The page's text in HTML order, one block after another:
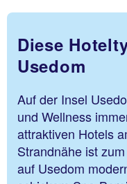
Diese
Usedom
Auf der Insel
und Wellness
attraktiven Hotels
Strandnähe ist
auf Usedom